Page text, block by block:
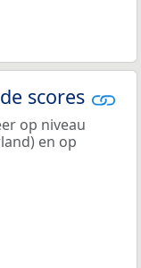
scores
op niveau
en op